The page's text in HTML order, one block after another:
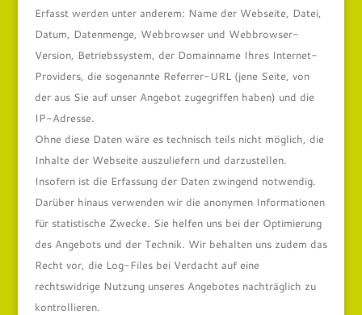
Erfasst werden unter anderem: Name der Webseite, Datei,
Datum, Datenmenge, Webbrowser und Webbrowser-
Version, Betriebssystem, der Domainname Ihres Internet-
Providers, die sogenannte Referrer-URL (jene Seite, von
der aus Sie auf unser Angebot zugegriffen haben) und die
IP-Adresse.
Ohne diese Daten wäre es technisch teils nicht möglich, die
Inhalte der Webseite auszuliefern und darzustellen.
Insofern ist die Erfassung der Daten zwingend notwendig.
Darüber hinaus verwenden wir die anonymen Informationen
für statistische Zwecke. Sie helfen uns bei der Optimierung
des Angebots und der Technik. Wir behalten uns zudem das
Recht vor, die Log-Files bei Verdacht auf eine
rechtswidrige Nutzung unseres Angebotes nachträglich zu
kontrollieren.